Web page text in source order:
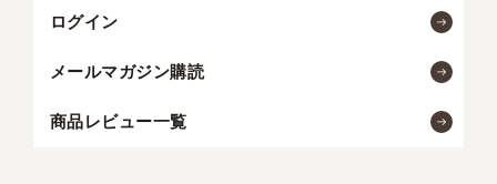
ログイン
メールマガジン購読
商品レビュー一覧